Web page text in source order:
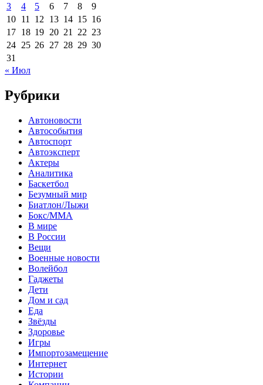
3
4 5 6 7 8
9
10 11 12 13 14 15 16
17 18 19 20 21 22 23
24 25 26 27 28 29 30
31
« Июл
Рубрики
Автоновости
Автособытия
Автоспорт
Автоэксперт
Актеры
Аналитика
Баскетбол
Безумный мир
Биатлон/Лыжи
Бокс/MMA
В мире
В России
Вещи
Военные новости
Волейбол
Гаджеты
Дети
Дом и сад
Еда
Звёзды
Здоровье
Игры
Импортозамещение
Интернет
Истории